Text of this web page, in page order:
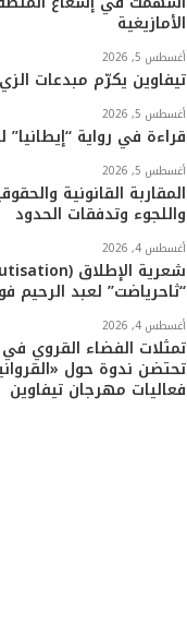
الأمازيغية
أغسطس 5, 2026
تيفاوين يكرّم مبدعات
أغسطس 5, 2026
قراءة في رواية “إيطانيا”
أغسطس 5, 2026
المقاربة القانونية
واللجوء وتدفقات الحدود
أغسطس 4, 2026
“ثاحرياضت” لعبد الرحيم
أغسطس 4, 2026
تمثلات الفضاء القروي في
تحتضن ندوة حول
فعاليات مهرجان تيفاوين